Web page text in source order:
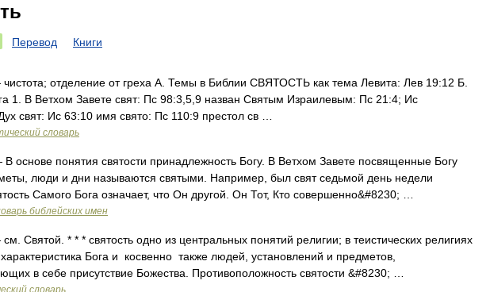
Перевод Книги
отделение от греха А. Темы в Библии СВЯТОСТЬ как тема Левита: Лев 19:12 Б.
1. В Ветхом Завете свят: Пс 98:3,5,9 назван Святым Израилевым: Пс 21:4; Ис
свят: Ис 63:10 имя свято: Пс 110:9 престол св …
словарь
основе понятия святости принадлежность Богу. В Ветхом Завете посвященные Богу
люди и дни называются святыми. Например, был свят седьмой день недели
Самого Бога означает, что Он другой. Он Тот, Кто совершенно&#8230; …
библейских имен
Святой. * * * святость одно из центральных понятий религии; в теистических религиях
Бога и косвенно также людей, установлений и предметов,
в себе присутствие Божества. Противоположность святости &#8230; …
словарь